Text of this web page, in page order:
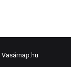
Vasárnap.hu